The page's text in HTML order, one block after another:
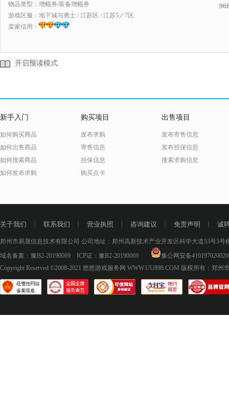
物品类型：增幅券/装备增幅券
游戏区服： 地下城与勇士 / 江苏区 / 江苏5／7区
卖家信用：
开启预读模式
新手入门
如何购买商品
如何出售商品
如何搜索商品
如何发布求购
购买项目
发布求购
寄售信息
担保信息
购买点卡
出售项目
发布寄售信息
发布担保信息
搜索求购信息
关于我们 联系我们 营业执照 咨询建议 免责声明 诚
郑州市易晟信息技术有限公司 公司地址：郑州高新技术产业开发区科学大道53号3号
域名备案： 豫B2-20190069 ICP证： 豫B2-20190069
豫公网安备
Copyright Reserved ©2008-2021 悠悠游戏服务网 WWW.UU898.COM 版权所有：郑州